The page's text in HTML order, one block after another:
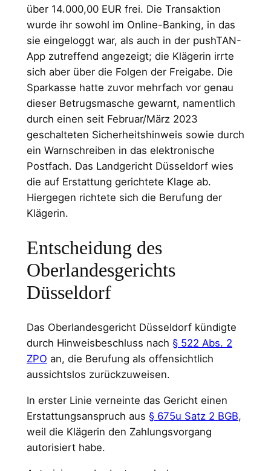
über 14.000,00 EUR frei. Die Transaktion
wurde ihr sowohl im Online-Banking, in das
sie eingeloggt war, als auch in der pushTAN-
App zutreffend angezeigt; die Klägerin irrte
sich aber über die Folgen der Freigabe. Die
Sparkasse hatte zuvor mehrfach vor genau
dieser Betrugsmasche gewarnt, namentlich
durch einen seit Februar/März 2023
geschalteten Sicherheitshinweis sowie durch
ein Warnschreiben in das elektronische
Postfach. Das Landgericht Düsseldorf wies
die auf Erstattung gerichtete Klage ab.
Hiergegen richtete sich die Berufung der
Klägerin.
Entscheidung des
Oberlandesgerichts
Düsseldorf
Das Oberlandesgericht Düsseldorf kündigte
durch Hinweisbeschluss nach § 522 Abs. 2
ZPO an, die Berufung als offensichtlich
aussichtslos zurückzuweisen.
In erster Linie verneinte das Gericht einen
Erstattungsanspruch aus § 675u Satz 2 BGB,
weil die Klägerin den Zahlungsvorgang
autorisiert habe.